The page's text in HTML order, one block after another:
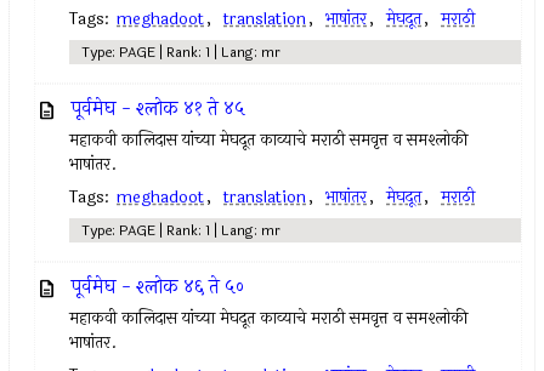
Tags: meghadoot, translation, भाषांतर, मेघदूत, मराठी
Type: PAGE | Rank: 1 | Lang: mr
पूर्वमेघ - श्लोक ४१ ते ४५
महाकवी कालिदास यांच्या मेघदूत काव्याचे मराठी समवृत्त व समश्लोकी
भाषांतर.
Tags: meghadoot, translation, भाषांतर, मेघदूत, मराठी
Type: PAGE | Rank: 1 | Lang: mr
पूर्वमेघ - श्लोक ४६ ते ५०
महाकवी कालिदास यांच्या मेघदूत काव्याचे मराठी समवृत्त व समश्लोकी
भाषांतर.